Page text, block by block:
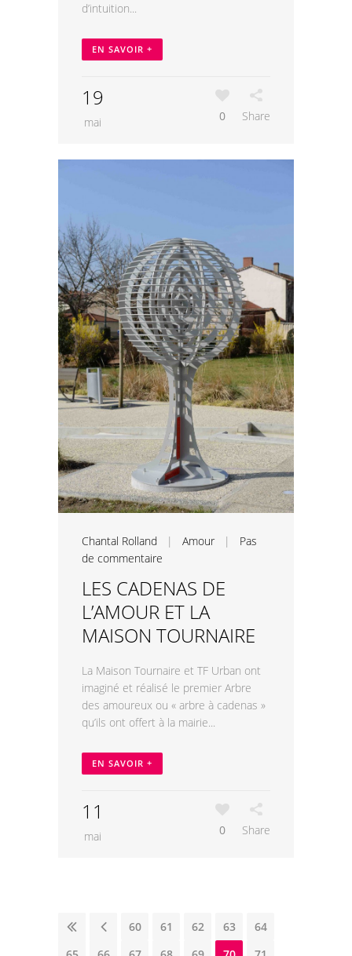
d’intuition...
EN SAVOIR +
19
mai 0 Share
Chantal Rolland | Amour | Pas
de commentaire
LES CADENAS DE
L’AMOUR ET LA
MAISON TOURNAIRE
La Maison Tournaire et TF Urban ont
imaginé et réalisé le premier Arbre
des amoureux ou « arbre à cadenas »
qu’ils ont offert à la mairie...
EN SAVOIR +
11
mai 0 Share
58 59 60 61 62 63
64